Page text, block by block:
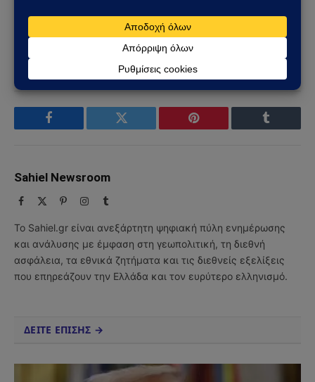
Ακολουθήστε στο YouTube
Facebook Twitter Pinterest Tumblr
Sahiel Newsroom
Facebook PinterestInstagram
Tumblr
Το Sahiel.gr είναι ανεξάρτητη ψηφιακή πύλη ενημέρωσης
και ανάλυσης με έμφαση στη γεωπολιτική, τη διεθνή
ασφάλεια, τα εθνικά ζητήματα και τις διεθνείς εξελίξεις
που επηρεάζουν την Ελλάδα και τον ευρύτερο ελληνισμό.
ΔΕΙΤΕ ΕΠΙΣΗΣ →